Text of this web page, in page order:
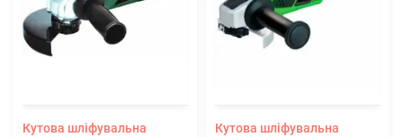
Кутова шліфувальна
Кутова шліфувальна